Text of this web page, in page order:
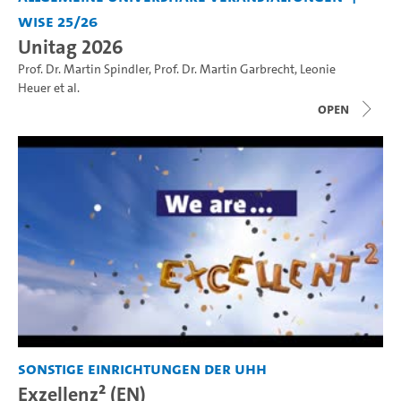
WiSe 25/26
Unitag 2026
Prof. Dr. Martin Spindler, Prof. Dr. Martin Garbrecht, Leonie
Heueret al.
open
Sonstige Einrichtungen der UHH
Exzellenz² (EN)